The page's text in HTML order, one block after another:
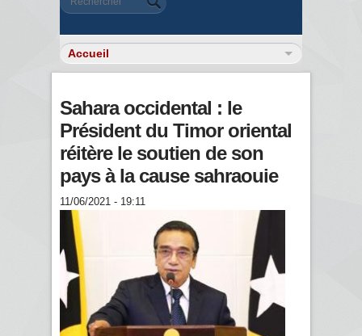
Sahara occidental : le
Président du Timor oriental
réitère le soutien de son
pays à la cause sahraouie
11/06/2021 - 19:11